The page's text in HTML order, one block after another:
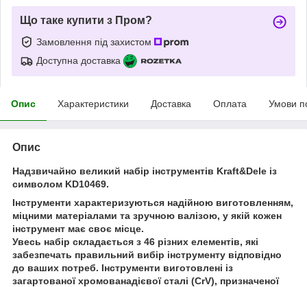
Що таке купити з Пром?
Замовлення під захистом
Доступна доставка
Опис Характеристики Доставка Оплата Умови
Опис
Надзвичайно великий набір інструментів Kraft&Dele із
символом KD10469.
Інструменти характеризуються надійною виготовленням,
міцними матеріалами та зручною валізою, у якій кожен
інструмент має своє місце.
Увесь набір складається з 46 різних елементів, які
забезпечать правильний вибір інструменту відповідно
до ваших потреб. Інструменти виготовлені із
загартованої хромованадієвої сталі (CrV), призначеної